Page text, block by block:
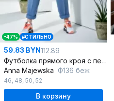
-47% #СТИЛЬНО
59.83 BYN112.89
Футболка прямого кроя с печатью, вырезами и коротким рукавом
Anna Majewska Ф136 беж
46, 48, 50, 52
В корзину